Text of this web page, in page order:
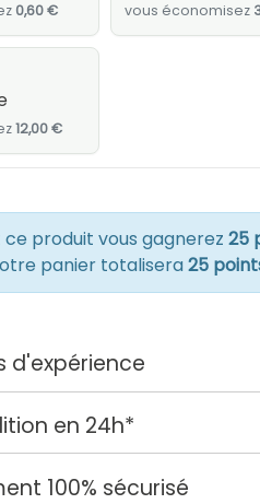
0,60 € vous économisez
12,00 €
produit vous gagnerez 25
panier totalisera25
d'expérience
en 24h*
100% sécurisé